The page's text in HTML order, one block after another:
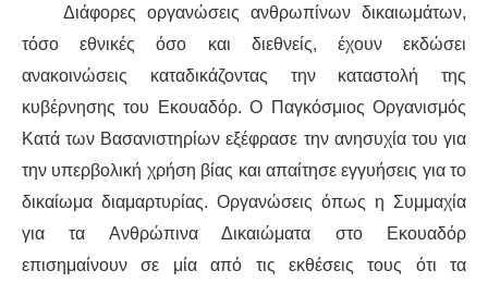
Διάφορες οργανώσεις ανθρωπίνων δικαιωμάτων,
τόσο εθνικές όσο και διεθνείς, έχουν εκδώσει
ανακοινώσεις καταδικάζοντας την καταστολή της
κυβέρνησης του Εκουαδόρ. Ο Παγκόσμιος Οργανισμός
Κατά των Βασανιστηρίων εξέφρασε την ανησυχία του για
την υπερβολική χρήση βίας και απαίτησε εγγυήσεις για το
δικαίωμα διαμαρτυρίας. Οργανώσεις όπως η Συμμαχία
για τα Ανθρώπινα Δικαιώματα στο Εκουαδόρ
επισημαίνουν σε μία από τις εκθέσεις τους ότι τα